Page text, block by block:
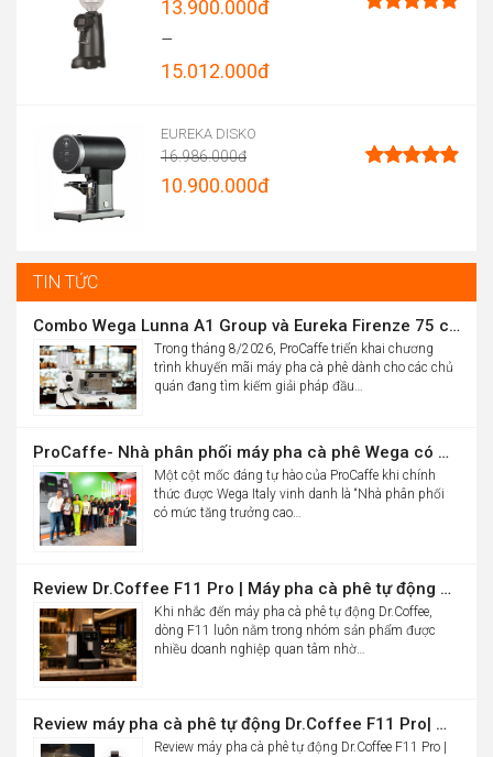
13.900.000đ
–
15.012.000đ
range:
13.900.000đ
through
15.012.000đ
EUREKA DISKO
16.986.000đ
Original
10.900.000đ
TIN TỨC
Combo Wega Lunna A1 Group và Eureka Firenze 75 chỉ 61,9 triệu
Trong tháng 8/2026, ProCaffe triển khai chương
trình khuyến mãi máy pha cà phê dành cho các chủ
quán đang tìm kiếm giải pháp đầu…
ProCaffe- Nhà phân phối máy pha cà phê Wega có mức tăng trưởng cao nhất thế giới
Một cột mốc đáng tự hào của ProCaffe khi chính
thức được Wega Italy vinh danh là “Nhà phân phối
có mức tăng trưởng cao…
Review Dr.Coffee F11 Pro | Máy pha cà phê tự động cho văn phòng
Khi nhắc đến máy pha cà phê tự động Dr.Coffee,
dòng F11 luôn nằm trong nhóm sản phẩm được
nhiều doanh nghiệp quan tâm nhờ…
Review máy pha cà phê tự động Dr.Coffee F11 Pro| Máy pha cafe tự động cho văn phòng, khách sạn & showroom
Review máy pha cà phê tự động Dr.Coffee F11 Pro |